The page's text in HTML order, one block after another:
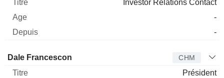
Investor Relations Contact
-
-
Administrateur Titre
Dale Francescon CHM
Président